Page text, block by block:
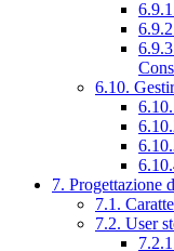
6.10.
7. Progettazione
7.1.
7.2. User